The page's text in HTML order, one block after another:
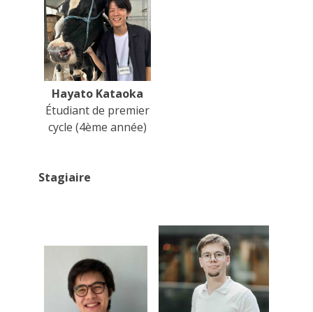
Hayato Kataoka
Étudiant de premier
cycle (4ème année)
Stagiaire